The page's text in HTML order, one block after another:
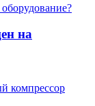
на